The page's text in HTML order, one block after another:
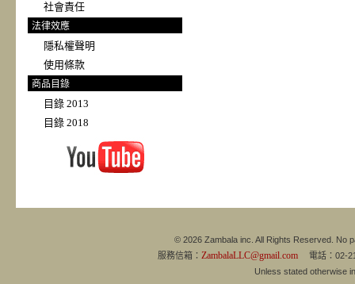
社會責任
法律效應
隱私權聲明
使用條款
商品目錄
目錄 2013
目錄 2018
© 2026 Zambala inc. All Rights Reserved. No
服務信箱： ZambalaLLC@gmail.com 電話：02-
Unless stated